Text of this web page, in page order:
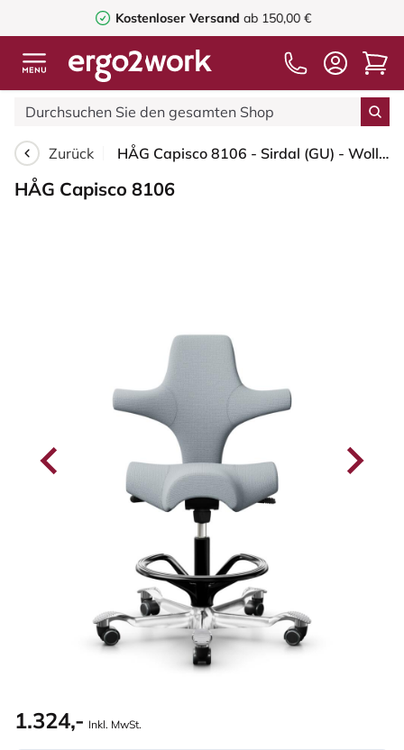
Kostenloser Versand ab 150,00 €
Zurück HÅG Capisco 8106 - Sirdal (GU) - Wolle - SRD120 Light grey - Schwarz - 200 mm (Sitzhöhe 46-64cm) - Harte Rollen für weiche Böden
HÅG Capisco 8106
1.324,- Inkl. MwSt.